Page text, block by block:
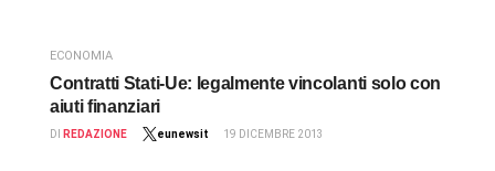
ECONOMIA
Contratti Stati-Ue: legalmente vincolanti solo con
aiuti finanziari
DI REDAZIONE eunewsit 19 DICEMBRE 2013